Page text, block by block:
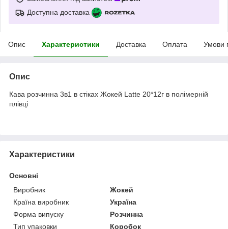
Доступна доставка
Опис Характеристики Доставка Оплата Умови
Опис
Кава розчинна 3в1 в стіках Жокей Latte 20*12г в полімерній
плівці
Характеристики
Основні
Виробник
Жокей
Країна виробник
Україна
Форма випуску
Розчинна
Тип упаковки
Коробок